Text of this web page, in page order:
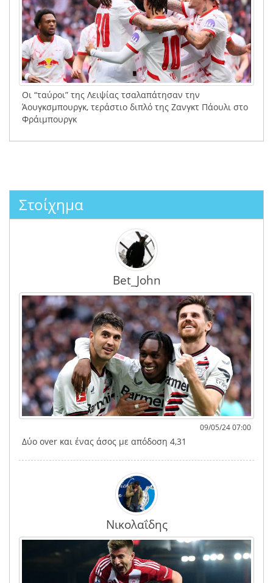
Οι “ταύροι” της Λειψίας τσαλαπάτησαν την
Άουγκσμπουργκ, τεράστιο διπλό της Ζανγκτ Πάουλι στο
Φράιμπουργκ
Στοίχημα
Bet_John
09/05/24 07:00
Δύο over και ένας άσος με απόδοση 4,31
Νικολαΐδης